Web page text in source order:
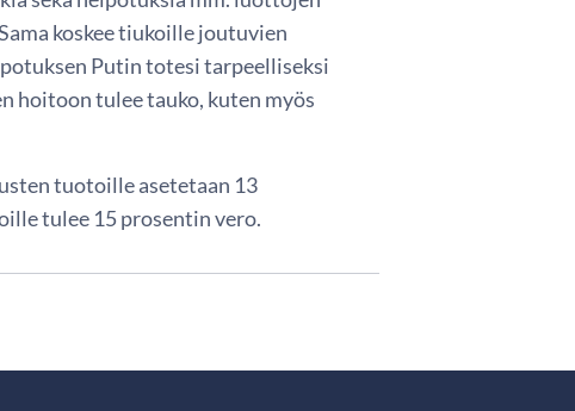
koskee tiukoille joutuvien
Putin totesi tarpeelliseksi
hoitoon tulee tauko, kuten myös
tuotoille asetetaan 13
tulee 15 prosentin vero.